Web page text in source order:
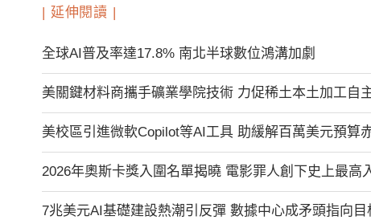
| 延伸閱讀 |
全球AI普及率達17.8% 南北半球數位鴻溝加劇
美關鍵材料商攜手礦業學院技術 力促稀土本土加工自
美校區引進微軟Copilot等AI工具 助緩解百萬美元預算
2026年奧斯卡獎入圍名單揭曉 電影罪人創下史上最高
7兆美元AI基礎建設熱潮引反彈 數據中心成矛頭指向目